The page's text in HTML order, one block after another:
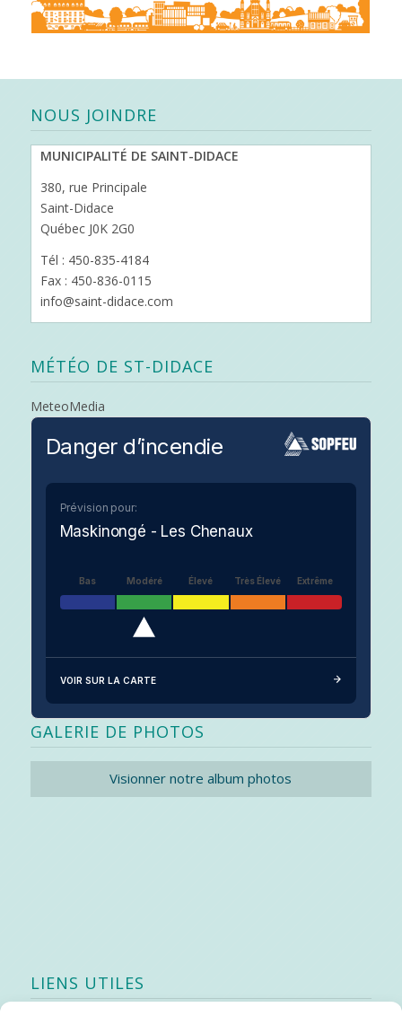
NOUS JOINDRE
MUNICIPALITÉ DE SAINT-DIDACE
380, rue Principale
Saint-Didace
Québec J0K 2G0
Tél : 450-835-4184
Fax : 450-836-0115
info@saint-didace.com
MÉTÉO DE ST-DIDACE
MeteoMedia
Danger d’incendie
Prévision pour:
Maskinongé - Les Chenaux
Bas Modéré Élevé Très Élevé Extrême
VOIR SUR LA CARTE
GALERIE DE PHOTOS
Visionner notre album photos
LIENS UTILES